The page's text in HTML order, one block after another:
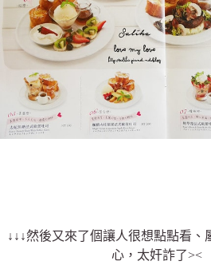
↓↓↓然後又來了個讓人很想點點看、
心，太奸詐了><